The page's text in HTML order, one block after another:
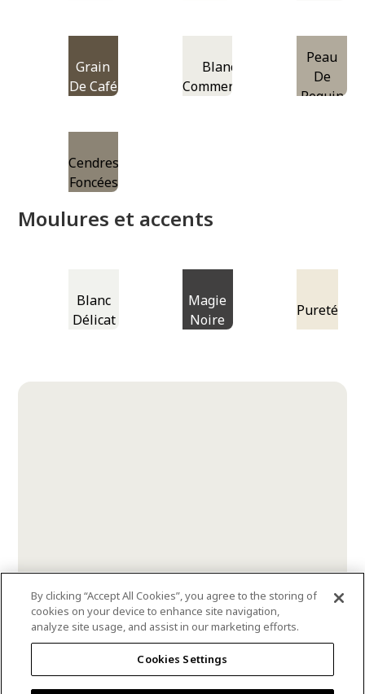
Grain
De Café
Blanc
Commercial
Peau
De
Requin
Cendres
Foncées
Moulures et accents
Blanc
Délicat
Magie
Noire
Pureté
DLX1025-1
By clicking “Accept All Cookies”, you agree to the storing of
cookies on your device to enhance site navigation,
analyze site usage, and assist in our marketing efforts.
Cookies Settings